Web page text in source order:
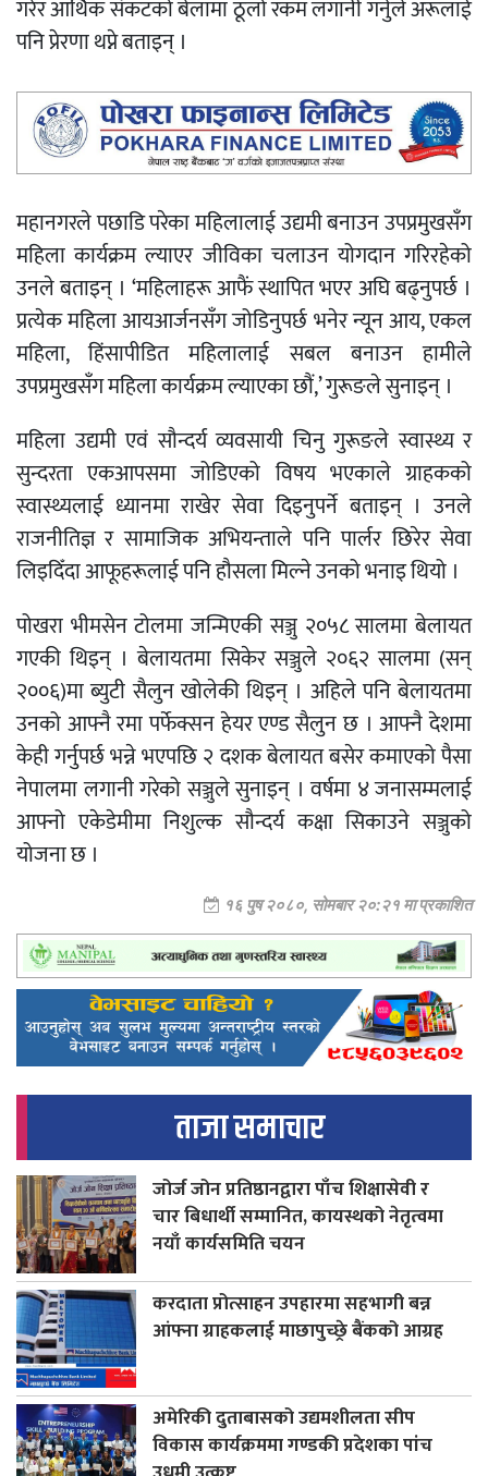
गरेर आर्थिक संकटको बेलामा ठूलो रकम लगानी गर्नुले अरूलाई
पनि प्रेरणा थप्ने बताइन् ।
महानगरले पछाडि परेका महिलालाई उद्यमी बनाउन उपप्रमुखसँग
महिला कार्यक्रम ल्याएर जीविका चलाउन योगदान गरिरहेको
उनले बताइन् । ‘महिलाहरू आफैं स्थापित भएर अघि बढ्नुपर्छ ।
प्रत्येक महिला आयआर्जनसँग जोडिनुपर्छ भनेर न्यून आय, एकल
महिला, हिंसापीडित महिलालाई सबल बनाउन हामीले
उपप्रमुखसँग महिला कार्यक्रम ल्याएका छौं,’ गुरूङले सुनाइन् ।
महिला उद्यमी एवं सौन्दर्य व्यवसायी चिनु गुरूङले स्वास्थ्य र
सुन्दरता एकआपसमा जोडिएको विषय भएकाले ग्राहकको
स्वास्थ्यलाई ध्यानमा राखेर सेवा दिइनुपर्ने बताइन् । उनले
राजनीतिज्ञ र सामाजिक अभियन्ताले पनि पार्लर छिरेर सेवा
लिइदिँदा आफूहरूलाई पनि हौसला मिल्ने उनको भनाइ थियो ।
पोखरा भीमसेन टोलमा जन्मिएकी सञ्जु २०५८ सालमा बेलायत
गएकी थिइन् । बेलायतमा सिकेर सञ्जुले २०६२ सालमा (सन्
२००६)मा ब्युटी सैलुन खोलेकी थिइन् । अहिले पनि बेलायतमा
उनको आफ्नै रमा पर्फेक्सन हेयर एण्ड सैलुन छ । आफ्नै देशमा
केही गर्नुपर्छ भन्ने भएपछि २ दशक बेलायत बसेर कमाएको पैसा
नेपालमा लगानी गरेको सञ्जुले सुनाइन् । वर्षमा ४ जनासम्मलाई
आफ्नो एकेडेमीमा निशुल्क सौन्दर्य कक्षा सिकाउने सञ्जुको
योजना छ ।
१६ पुष २०८०, सोमबार २०:२१ मा प्रकाशित
ताजा समाचार
जोर्ज जोन प्रतिष्ठानद्वारा पाँच शिक्षासेवी र
चार बिधार्थी सम्मानित, कायस्थको नेतृत्वमा
नयाँ कार्यसमिति चयन
करदाता प्रोत्साहन उपहारमा सहभागी बन्न
आंफ्ना ग्राहकलाई माछापुच्छ्रे बैंकको आग्रह
अमेरिकी दुताबासको उद्यमशीलता सीप
विकास कार्यक्रममा गण्डकी प्रदेशका पांच